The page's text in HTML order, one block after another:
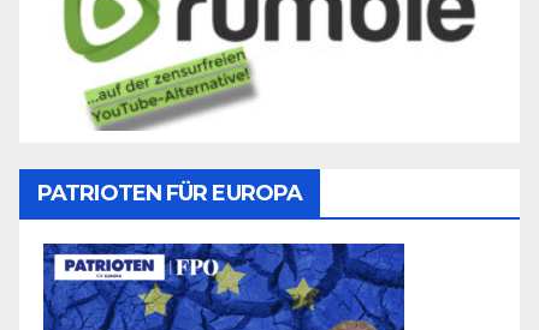
PATRIOTEN FÜR EUROPA